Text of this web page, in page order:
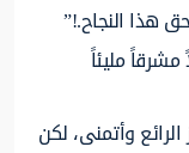
هذا النجاح.!”
مليئاً
وأتمنى، لكن